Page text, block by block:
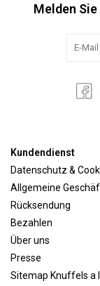
Melden
Kundendienst
Datenschutz &
Allgemeine
Rücksendung
Bezahlen
Über uns
Presse
Sitemap Knuffels a